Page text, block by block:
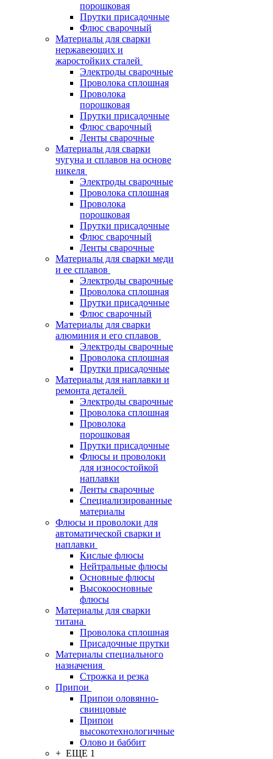
порошковая
Прутки присадочные
Флюс сварочный
Материалы для сварки
нержавеющих и
жаростойких сталей
Электроды сварочные
Проволока сплошная
Проволока
порошковая
Прутки присадочные
Флюс сварочный
Ленты сварочные
Материалы для сварки
чугуна и сплавов на основе
никеля
Электроды сварочные
Проволока сплошная
Проволока
порошковая
Прутки присадочные
Флюс сварочный
Ленты сварочные
Материалы для сварки меди
и ее сплавов
Электроды сварочные
Проволока сплошная
Прутки присадочные
Флюс сварочный
Материалы для сварки
алюминия и его сплавов
Электроды сварочные
Проволока сплошная
Прутки присадочные
Материалы для наплавки и
ремонта деталей
Электроды сварочные
Проволока сплошная
Проволока
порошковая
Прутки присадочные
Флюсы и проволоки
для износостойкой
наплавки
Ленты сварочные
Специализированные
материалы
Флюсы и проволоки для
автоматической сварки и
наплавки
Кислые флюсы
Нейтральные флюсы
Основные флюсы
Высокоосновные
флюсы
Материалы для сварки
титана
Проволока сплошная
Присадочные прутки
Материалы специального
назначения
Строжка и резка
Припои
Припои оловянно-
свинцовые
Припои
высокотехнологичные
Олово и баббит
+ ЕЩЕ 1